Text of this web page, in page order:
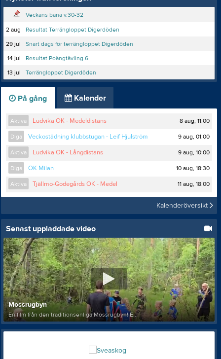
Veckans bana v.30-32
2 aug
Resultat Terrängloppet Digerdöden
29 jul
Snart dags för terrängloppet Digerdöden
14 jul
Resultat Poängtävling 6
13 jul
Terrängloppet Digerdöden
På gång Kalender
Aktiva Ludvika OK - Medeldistans 8 aug, 11:00
Diga Veckostädning klubbstugan - Leif Hjulström 9 aug, 01:00
Aktiva Ludvika OK - Långdistans 9 aug, 10:00
Diga OK Milan 10 aug, 18:30
Aktiva Tjällmo-Godegårds OK - Medel 11 aug, 18:00
Kalenderöversikt
Senast uppladdade video
Mossrugbyn
En film från den traditionsenliga Mossrugbyn! E...